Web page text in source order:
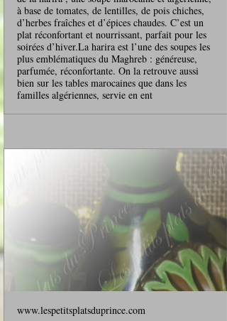
à base de tomates, de lentilles, de pois chiches,
d’herbes fraîches et d’épices chaudes. C’est un
plat réconfortant et nourrissant, parfait pour les
soirées d’hiver.La harira est l’une des soupes les
plus emblématiques du Maghreb : généreuse,
parfumée, réconfortante. On la retrouve aussi
bien sur les tables marocaines que dans les
familles algériennes, servie en ent
www.lespetitsplatsduprince.com